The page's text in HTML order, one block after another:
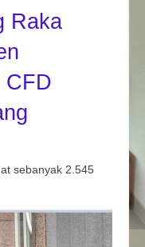
Raka
CFD
sebanyak 2.545